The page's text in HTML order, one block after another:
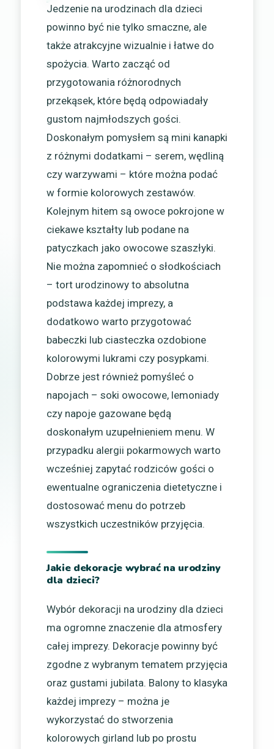
Jedzenie na urodzinach dla dzieci
powinno być nie tylko smaczne, ale
także atrakcyjne wizualnie i łatwe do
spożycia. Warto zacząć od
przygotowania różnorodnych
przekąsek, które będą odpowiadały
gustom najmłodszych gości.
Doskonałym pomysłem są mini kanapki
z różnymi dodatkami – serem, wędliną
czy warzywami – które można podać
w formie kolorowych zestawów.
Kolejnym hitem są owoce pokrojone w
ciekawe kształty lub podane na
patyczkach jako owocowe szaszłyki.
Nie można zapomnieć o słodkościach
– tort urodzinowy to absolutna
podstawa każdej imprezy, a
dodatkowo warto przygotować
babeczki lub ciasteczka ozdobione
kolorowymi lukrami czy posypkami.
Dobrze jest również pomyśleć o
napojach – soki owocowe, lemoniady
czy napoje gazowane będą
doskonałym uzupełnieniem menu. W
przypadku alergii pokarmowych warto
wcześniej zapytać rodziców gości o
ewentualne ograniczenia dietetyczne i
dostosować menu do potrzeb
wszystkich uczestników przyjęcia.
Jakie dekoracje wybrać na urodziny
dla dzieci?
Wybór dekoracji na urodziny dla dzieci
ma ogromne znaczenie dla atmosfery
całej imprezy. Dekoracje powinny być
zgodne z wybranym tematem przyjęcia
oraz gustami jubilata. Balony to klasyka
każdej imprezy – można je
wykorzystać do stworzenia
kolorowych girland lub po prostu